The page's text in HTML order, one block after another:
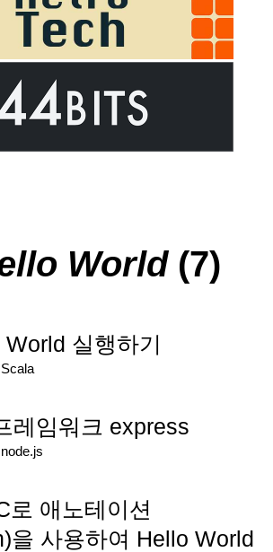
World(7)
실행하기
Scala
레임워크 express
node.js
로 애노테이션
을 사용하여 Hello World